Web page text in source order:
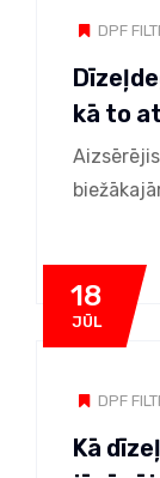
DPF
kā to
18
JŪL
DPF
Kā